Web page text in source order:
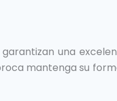
una
mantenga su